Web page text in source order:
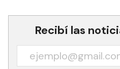
Recibí las